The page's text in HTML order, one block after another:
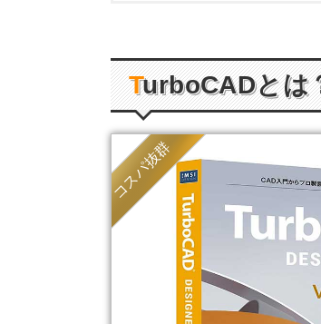
TurboCADとは
コスパ抜群